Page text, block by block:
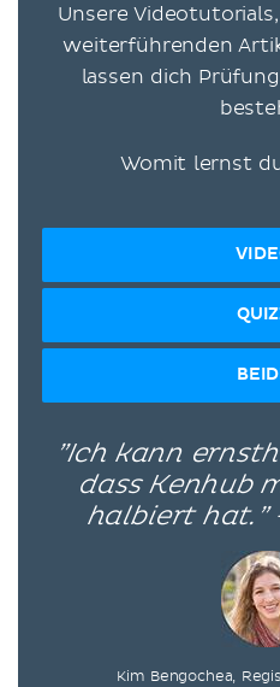
Unsere
weiterführenden
lassen dich
Womit lernst
”Ich kann
dass Kenhub
halbiert hat.”
Kim Bengochea,